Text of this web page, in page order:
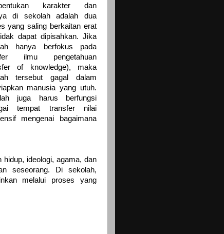
karakter dan
di sekolah adalah dua
yang saling berkaitan erat
dapat dipisahkan. Jika
hanya berfokus pada
ilmu pengetahuan
of knowledge), maka
tersebut gagal dalam
manusia yang utuh.
juga harus berfungsi
tempat transfer nilai
mengenai bagaimana
hidup, ideologi, agama, dan
seseorang. Di sekolah,
melalui proses yang